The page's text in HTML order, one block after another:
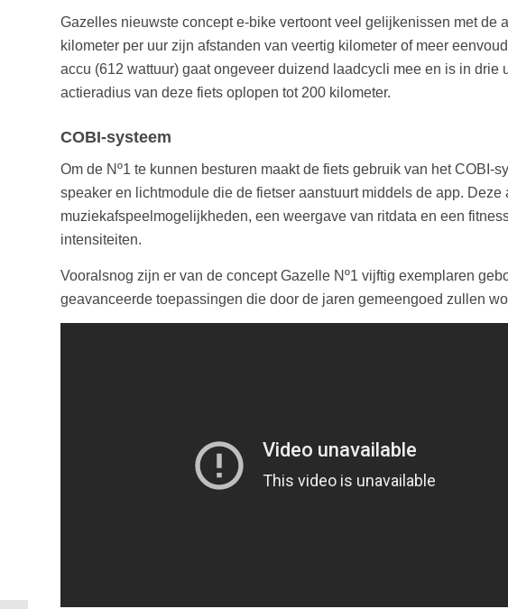
Gazelles nieuwste concept e-bike vertoont veel gelijkenissen met
kilometer per uur zijn afstanden van veertig kilometer of meer
accu (612 wattuur) gaat ongeveer duizend laadcycli mee en is in
actieradius van deze fiets oplopen tot 200 kilometer.
COBI-systeem
Om de Nº1 te kunnen besturen maakt de fiets gebruik van het
speaker en lichtmodule die de fietser aanstuurt middels de app.
muziekafspeelmogelijkheden, een weergave van ritdata en een
intensiteiten.
Vooralsnog zijn er van de concept Gazelle Nº1 vijftig exemplaren
geavanceerde toepassingen die door de jaren gemeengoed zullen